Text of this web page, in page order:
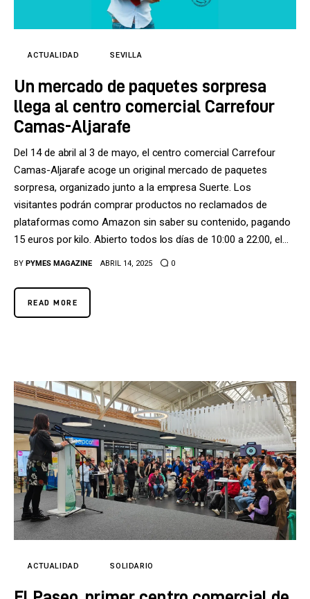
ACTUALIDAD SEVILLA
Un mercado de paquetes sorpresa
llega al centro comercial Carrefour
Camas-Aljarafe
Del 14 de abril al 3 de mayo, el centro comercial Carrefour
Camas-Aljarafe acoge un original mercado de paquetes
sorpresa, organizado junto a la empresa Suerte. Los
visitantes podrán comprar productos no reclamados de
plataformas como Amazon sin saber su contenido, pagando
15 euros por kilo. Abierto todos los días de 10:00 a 22:00, el…
BY PYMES MAGAZINE ABRIL 14, 2025 0
READ MORE
ACTUALIDAD SOLIDARIO